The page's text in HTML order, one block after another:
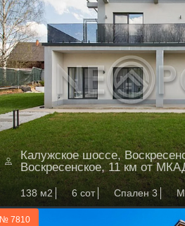
Калужское шоссе,
Воскресенское, 11 км от
138 м2 6 сот Спален 3
№ 7810